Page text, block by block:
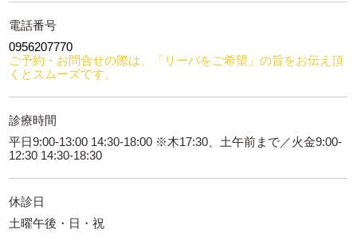
電話番号
0956207770
ご予約・お問合せの際は、「リーバをご希望」の旨をお伝え頂
くとスムーズです。
診療時間
平日9:00-13:00 14:30-18:00 ※木17:30、土午前まで／火金9:00-
12:30 14:30-18:30
休診日
土曜午後・日・祝